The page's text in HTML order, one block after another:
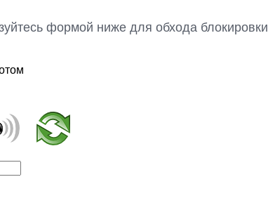
формой ниже для обхода блокировки